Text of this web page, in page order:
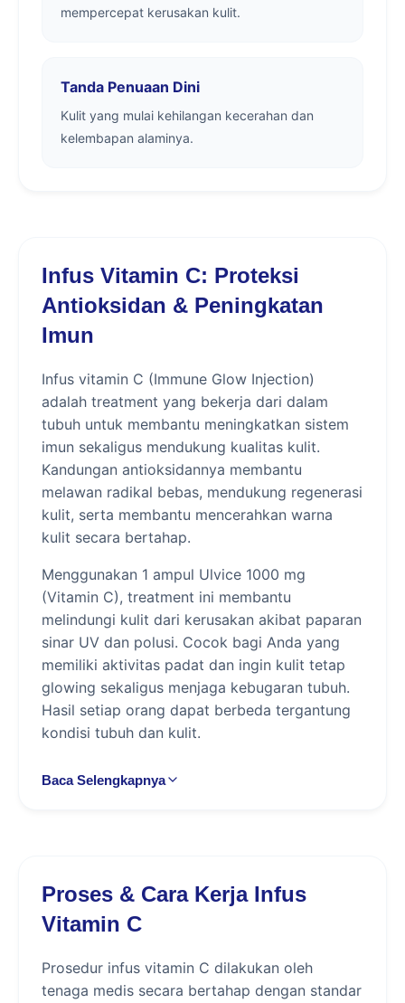
mempercepat kerusakan kulit.
Tanda Penuaan Dini
Kulit yang mulai kehilangan kecerahan dan
kelembapan alaminya.
Infus Vitamin C: Proteksi
Antioksidan & Peningkatan
Imun
Infus vitamin C (Immune Glow Injection)
adalah treatment yang bekerja dari dalam
tubuh untuk membantu meningkatkan sistem
imun sekaligus mendukung kualitas kulit.
Kandungan antioksidannya membantu
melawan radikal bebas, mendukung regenerasi
kulit, serta membantu mencerahkan warna
kulit secara bertahap.
Menggunakan 1 ampul Ulvice 1000 mg
(Vitamin C), treatment ini membantu
melindungi kulit dari kerusakan akibat paparan
sinar UV dan polusi. Cocok bagi Anda yang
memiliki aktivitas padat dan ingin kulit tetap
glowing sekaligus menjaga kebugaran tubuh.
Hasil setiap orang dapat berbeda tergantung
kondisi tubuh dan kulit.
Apa Itu Infus Vitamin C?
ini membantu penyerapan nutrisi menjadi lebih
maksimal dibandingkan vitamin oral, sehingga
Tindakan dilakukan oleh perawat (nurse) di
bawah pengawasan medis.
Baca Selengkapnya
Proses & Cara Kerja Infus
Vitamin C
Prosedur infus vitamin C dilakukan oleh
tenaga medis secara bertahap dengan standar